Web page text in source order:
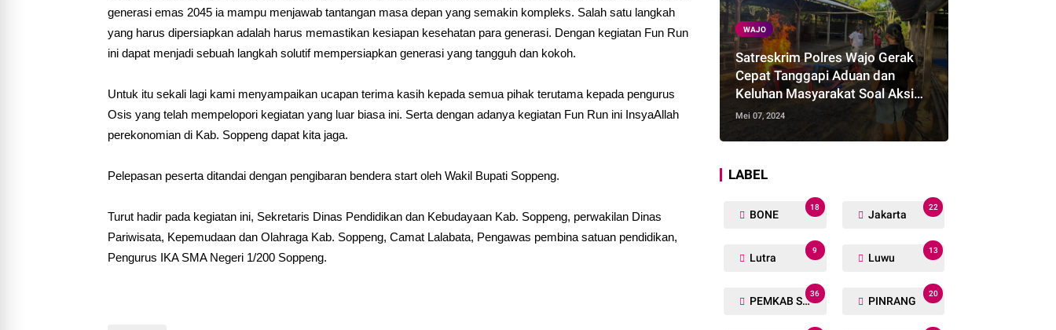
generasi emas 2045 ia mampu menjawab tantangan masa depan yang semakin kompleks. Salah satu langkah
yang harus dipersiapkan adalah harus memastikan kesiapan kesehatan para generasi. Dengan kegiatan Fun Run
ini dapat menjadi sebuah langkah solutif mempersiapkan generasi yang tangguh dan kokoh.
Untuk itu sekali lagi kami menyampaikan ucapan terima kasih kepada semua pihak terutama kepada pengurus
Osis yang telah mempelopori kegiatan yang luar biasa ini. Serta dengan adanya kegiatan Fun Run ini InsyaAllah
perekonomian di Kab. Soppeng dapat kita jaga.
Pelepasan peserta ditandai dengan pengibaran bendera start oleh Wakil Bupati Soppeng.
Turut hadir pada kegiatan ini, Sekretaris Dinas Pendidikan dan Kebudayaan Kab. Soppeng, perwakilan Dinas
Pariwisata, Kepemudaan dan Olahraga Kab. Soppeng, Camat Lalabata, Pengawas pembina satuan pendidikan,
Pengurus IKA SMA Negeri 1/200 Soppeng.
WAJO
Satreskrim Polres Wajo Gerak
Cepat Tanggapi Aduan dan
Keluhan Masyarakat Soal Aksi
Perjudian
Mei 07, 2024
LABEL
BONE
18
Jakarta
22
Lutra
9
Luwu
13
PEMKAB SOPPENG
36
PINRANG
20